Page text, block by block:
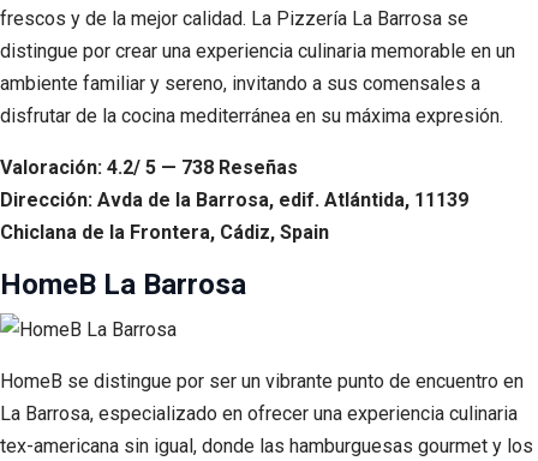
frescos y de la mejor calidad. La Pizzería La Barrosa se
distingue por crear una experiencia culinaria memorable en un
ambiente familiar y sereno, invitando a sus comensales a
disfrutar de la cocina mediterránea en su máxima expresión.
Valoración: 4.2/ 5 — 738 Reseñas
Dirección: Avda de la Barrosa, edif. Atlántida, 11139
Chiclana de la Frontera, Cádiz, Spain
HomeB La Barrosa
HomeB se distingue por ser un vibrante punto de encuentro en
La Barrosa, especializado en ofrecer una experiencia culinaria
tex-americana sin igual, donde las hamburguesas gourmet y los